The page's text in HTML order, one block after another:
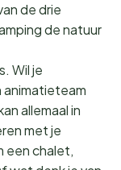
de drie
de natuur
Wil je
animatieteam
allemaal in
met je
een chalet,